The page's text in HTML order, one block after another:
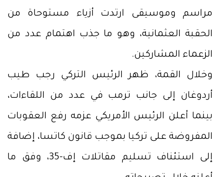
مراسم وموسيقى ارتدت أزياء مستوحاة من
الحقبة العثمانية، وهو ما جذب اهتمام عدد من
الزعماء المشاركين.
وخلال القمة، ظهر الرئيس التركي رجب طيب
أردوغان إلى جانب ترمب في عدد من اللقاءات،
بينما أعلن الرئيس الأمريكي عزمه رفع العقوبات
المفروضة على تركيا بموجب قانون كاتسا، إضافة
إلى استئناف تسليم مقاتلات إف-35، وفق ما